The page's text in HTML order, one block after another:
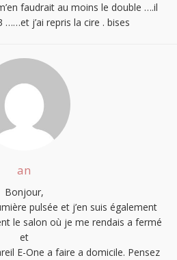
faudrait au moins le double ….il
……et j’ai repris la cire . bises
an
Bonjour,
pulsée et j’en suis également
le salon où je me rendais a fermé
et
E-One a faire a domicile. Pensez